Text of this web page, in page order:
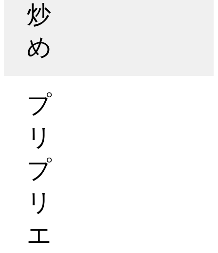
炒
め
プ
リ
プ
リ
エ